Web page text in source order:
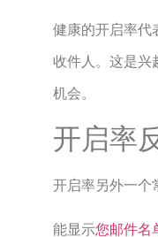
健康的开启率代
收件人。这是兴
机会。
开启率
开启率另外一个
能显示您邮件名